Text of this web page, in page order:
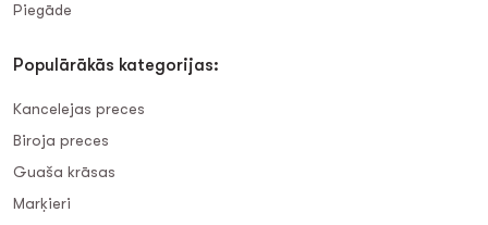
Piegāde
Populārākās kategorijas:
Kancelejas preces
Biroja preces
Guaša krāsas
Marķieri